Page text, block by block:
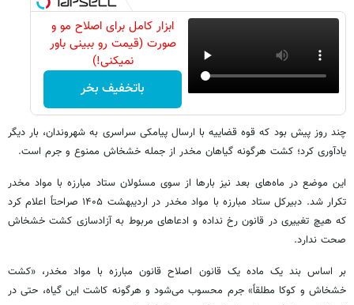
ابزار کامل برای اصلاح مو و
صورت (قیمت رو ببینی باور
نمیکنی!)
باتخفیف بخر
چند روز پیش بود که قوه قضاییه با ارسال پیامکی سراسری به شهروندان، بار دیگر
یادآوری کرد؛ کشت هرگونه گیاهان مخدر از جمله خشخاش ممنوع و جرم است.
این موضع در ماه‌های بعد نیز بارها از سوی مسئولان ستاد مبارزه با مواد مخدر
تکرار شد. دبیرکل ستاد مبارزه با مواد مخدر در اردیبهشت ۱۴۰۵ صراحتاً اعلام کرد
که هیچ تغییری در قانون رخ نداده و ادعاهای مربوط به آزادسازی کشت خشخاش
صحت ندارد.
بر اساس بند یک ماده یک قانون اصلاح قانون مبارزه با مواد مخدر، «کشت
خشخاش و کوکا مطلقاً» جرم محسوب می‌شود و هرگونه کاشت این گیاه، حتی در